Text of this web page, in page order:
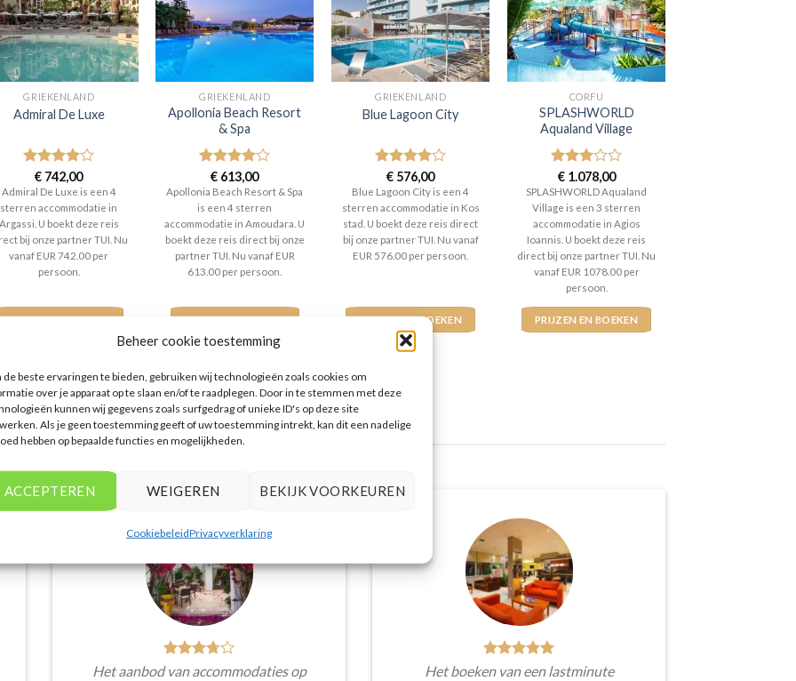
Beheer cookie toestemming
de beste ervaringen te bieden, gebruiken wij technologieën zoals cookies om
over je apparaat op te slaan en/of te raadplegen. Door in te stemmen met deze
kunnen wij gegevens zoals surfgedrag of unieke ID's op deze site
Als je geen toestemming geeft of uw toestemming intrekt, kan dit een nadelige
hebben op bepaalde functies en mogelijkheden.
ACCEPTEREN WEIGEREN BEKIJK VOORKEUREN
CookiebeleidPrivacyverklaring
GRIEKENLAND
Admiral De Luxe
Gewaardeerd
4uit 5
€ 742,00
Admiral De Luxe is een 4
sterren accommodatie in
U boekt deze reis
bij onze partner TUI. Nu
vanaf EUR 742.00 per
persoon.
PRIJZEN EN BOEKEN
GRIEKENLAND
Apollonia Beach Resort
& Spa
Gewaardeerd
4uit 5
€ 613,00
Apollonia Beach Resort & Spa
is een 4 sterren
accommodatie in Amoudara. U
boekt deze reis direct bij onze
partner TUI. Nu vanaf EUR
613.00 per persoon.
PRIJZEN EN BOEKEN
GRIEKENLAND
Blue Lagoon City
Gewaardeerd
4 uit 5
€ 576,00
Blue Lagoon City is een 4
sterren accommodatie in Kos
stad. U boekt deze reis direct
bij onze partner TUI. Nu vanaf
EUR 576.00 per persoon.
PRIJZEN EN BOEKEN
CORFU
SPLASHWORLD
Aqualand Village
Gewaardeerd
3uit 5
€1.078,00
SPLASHWORLD Aqualand
Village is een 3 sterren
accommodatie in Agios
Ioannis. U boekt deze reis
direct bij onze partner TUI. Nu
vanaf EUR 1078.00 per
persoon.
PRIJZEN EN BOEKEN
WAT ZE OVER ONS ZEGGEN
Het aanbod van accommodaties op
Het boeken van een lastminute